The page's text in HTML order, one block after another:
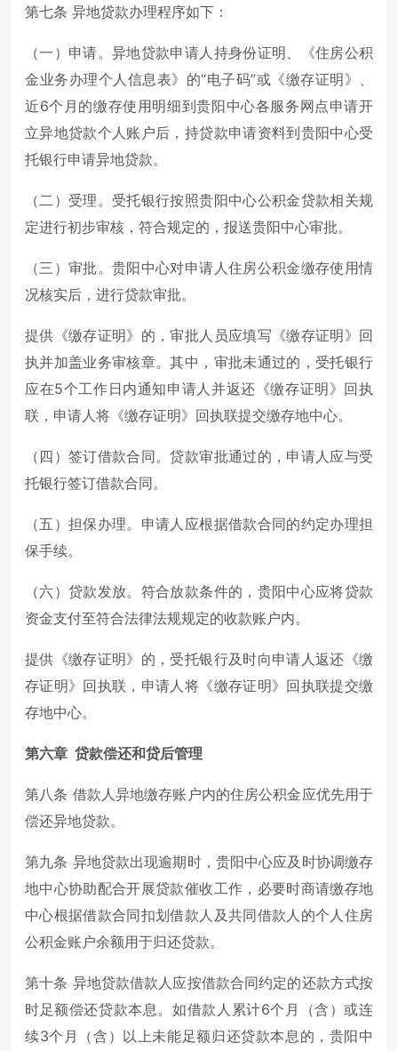
第七条 异地贷款办理程序如下：
（一）申请。异地贷款申请人持身份证明、《住房公积
金业务办理个人信息表》的“电子码”或《缴存证明》、
近6个月的缴存使用明细到贵阳中心各服务网点申请开
立异地贷款个人账户后，持贷款申请资料到贵阳中心受
托银行申请异地贷款。
（二）受理。受托银行按照贵阳中心公积金贷款相关规
定进行初步审核，符合规定的，报送贵阳中心审批。
（三）审批。贵阳中心对申请人住房公积金缴存使用情
况核实后，进行贷款审批。
提供《缴存证明》的，审批人员应填写《缴存证明》回
执并加盖业务审核章。其中，审批未通过的，受托银行
应在5个工作日内通知申请人并返还《缴存证明》回执
联，申请人将《缴存证明》回执联提交缴存地中心。
（四）签订借款合同。贷款审批通过的，申请人应与受
托银行签订借款合同。
（五）担保办理。申请人应根据借款合同的约定办理担
保手续。
（六）贷款发放。符合放款条件的，贵阳中心应将贷款
资金支付至符合法律法规规定的收款账户内。
提供《缴存证明》的，受托银行及时向申请人返还《缴
存证明》回执联，申请人将《缴存证明》回执联提交缴
存地中心。
第六章 贷款偿还和贷后管理
第八条 借款人异地缴存账户内的住房公积金应优先用于
偿还异地贷款。
第九条 异地贷款出现逾期时，贵阳中心应及时协调缴存
地中心协助配合开展贷款催收工作，必要时商请缴存地
中心根据借款合同扣划借款人及共同借款人的个人住房
公积金账户余额用于归还贷款。
第十条 异地贷款借款人应按借款合同约定的还款方式按
时足额偿还贷款本息。如借款人累计6个月（含）或连
续3个月（含）以上未能足额归还贷款本息的，贵阳中